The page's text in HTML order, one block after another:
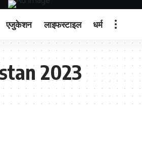
एजुकेशन लाइफस्टाइल धर्म
2023